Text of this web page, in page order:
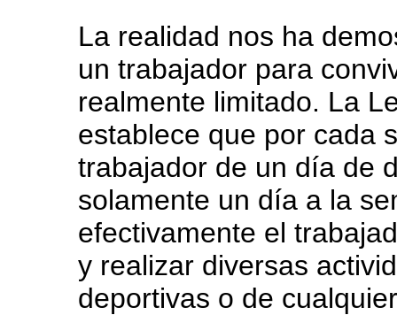
La realidad nos ha
un trabajador para
realmente limitado. La
establece que por cada
trabajador de un día de
solamente un día a la
efectivamente el
y realizar diversas
deportivas o de